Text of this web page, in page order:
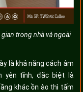
trong nhà và ngoài
là khả năng cách âm
yên tĩnh, đặc biệt là
khác ồn ào thì tấm